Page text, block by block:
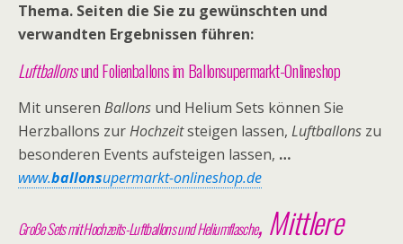
Thema. Seiten die Sie zu gewünschten und
verwandten Ergebnissen führen:
Luftballonsund Folienballons im Ballonsupermarkt-Onlineshop
Mit unseren Ballons und Helium Sets können Sie
Herzballons zurHochzeitsteigen lassen, Luftballons zu
besonderen Events aufsteigen lassen, …
www.ballonsupermarkt-onlineshop.de
Große Sets mit Hochzeits-Luftballons und Heliumflasche,Mittlere